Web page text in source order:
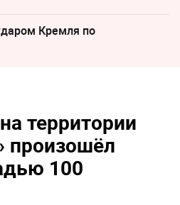
Кремля по
территории
произошёл
100